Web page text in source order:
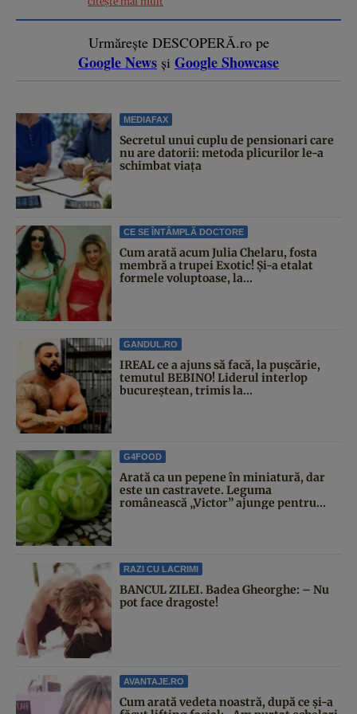
Urmărește DESCOPERĂ.ro pe
Google News și Google Showcase
MEDIAFAX
Secretul unui cuplu de pensionari care
nu are datorii: metoda plicurilor le-a
schimbat viața
CE SE ÎNTÂMPLĂ DOCTORE
Cum arată acum Julia Chelaru, fosta
membră a trupei Exotic! Și-a etalat
formele voluptoase, la...
GANDUL.RO
IREAL ce a ajuns să facă, la pușcărie,
temutul BEBINO! Liderul interlop
bucureștean, trimis la...
G4FOOD
Arată ca un pepene în miniatură, dar
este un castravete. Leguma
românească „Victor” ajunge pentru...
RAZI CU LACRIMI
BANCUL ZILEI. Badea Gheorghe: – Nu
pot face dragoste!
AVANTAJE.RO
Cum arată vedeta noastră, după ce și-a